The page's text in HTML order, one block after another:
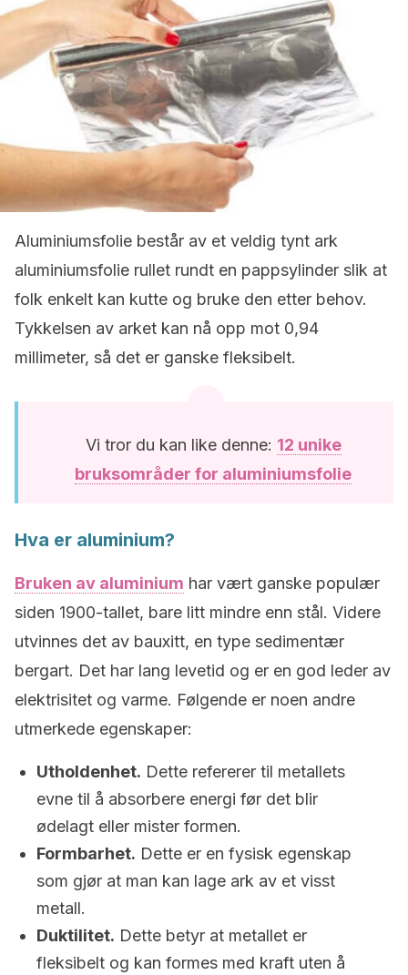
Aluminiumsfolie består av et veldig tynt ark
aluminiumsfolie rullet rundt en pappsylinder slik at
folk enkelt kan kutte og bruke den etter behov.
Tykkelsen av arket kan nå opp mot 0,94
millimeter, så det er ganske fleksibelt.
Vi tror du kan like denne: 12 unike
bruksområder for aluminiumsfolie
Hva er aluminium?
Bruken av aluminium har vært ganske populær
siden 1900-tallet, bare litt mindre enn stål. Videre
utvinnes det av bauxitt, en type sedimentær
bergart. Det har lang levetid og er en god leder av
elektrisitet og varme. Følgende er noen andre
utmerkede egenskaper:
Utholdenhet. Dette refererer til metallets
evne til å absorbere energi før det blir
ødelagt eller mister formen.
Formbarhet. Dette er en fysisk egenskap
som gjør at man kan lage ark av et visst
metall.
Duktilitet. Dette betyr at metallet er
fleksibelt og kan formes med kraft uten å